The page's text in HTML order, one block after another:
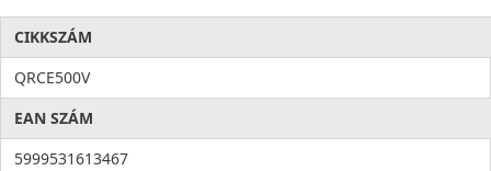
CIKKSZÁM
QRCE500V
EAN SZÁM
5999531613467